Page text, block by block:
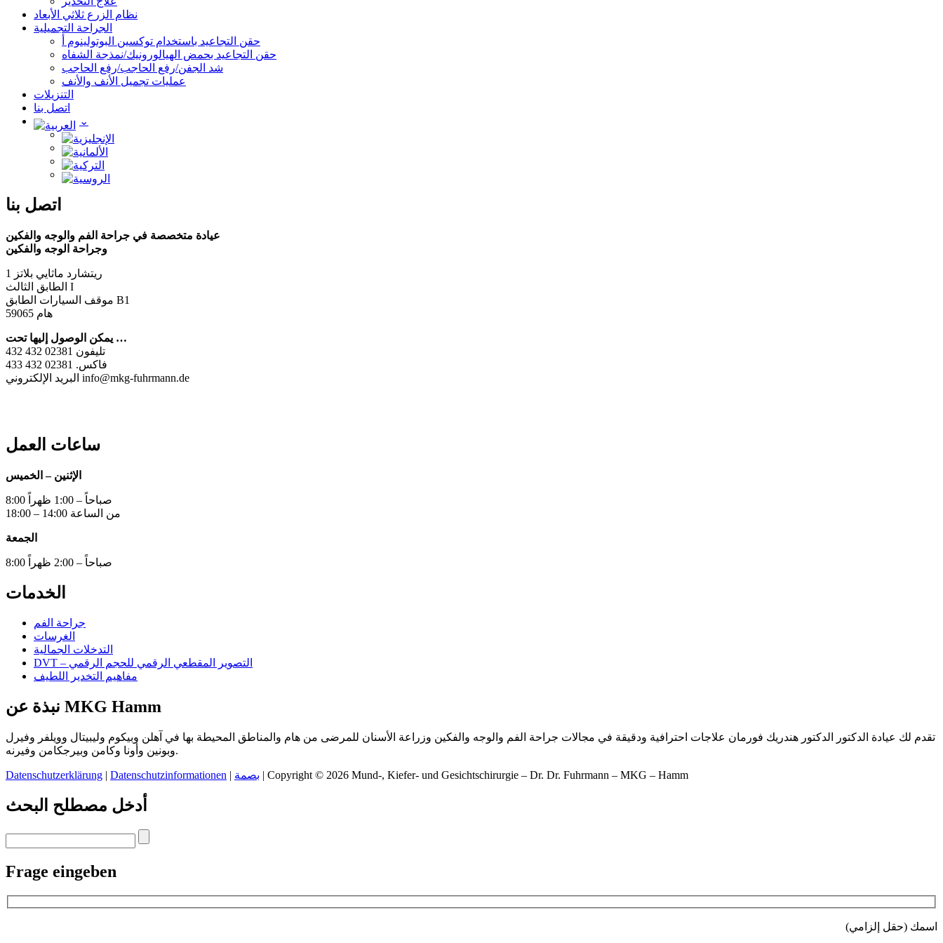
نظام الزرع ثلاثي الأبعاد
الجراحة التجميلية
حقن التجاعيد باستخدام توكسين البوتولينوم أ
حقن التجاعيد بحمض الهيالورونيك/نمذجة الشفاه
شد الجفن/رفع الحاجب/رفع الحاجب
عمليات تجميل الأنف والأنف
التنزيلات
اتصل بنا
اتصل بنا
عيادة متخصصة في جراحة الفم والوجه والفكين
وجراحة الوجه والفكين
ريتشارد ماثايي بلاتز 1
الطابق الثالث I
موقف السيارات الطابق B1
59065 هام
يمكن الوصول إليها تحت …
تليفون 02381 432 432
فاكس. 02381 432 433
البريد الإلكتروني info@mkg-fuhrmann.de
ساعات العمل
الإثنين – الخميس
8:00 صباحاً – 1:00 ظهراً
من الساعة 14:00 – 18:00
الجمعة
8:00 صباحاً – 2:00 ظهراً
الخدمات
جراحة الفم
الغرسات
التدخلات الجمالية
DVT – التصوير المقطعي الرقمي للحجم الرقمي
مفاهيم التخدير اللطيف
نبذة عن MKG Hamm
تقدم لك عيادة الدكتور الدكتور هندريك فورمان علاجات احترافية ودقيقة في مجالات جراحة الفم والوجه والفكين وزراعة الأسنان للمرضى من هام والمناطق المحيطة بها في آهلن وبيكوم وليبيتال وويلفر وفيرل
وبونين وأونا وكامن وبيرجكامن وفيرنه.
Datenschutzerklärung | Datenschutzinformationen | بصمة | Copyright © 2026 Mund-, Kiefer- und Gesichtschirurgie – Dr. Dr. Fuhrmann – MKG – Hamm
أدخل مصطلح البحث
Frage eingeben
اسمك (حقل إلزامي)